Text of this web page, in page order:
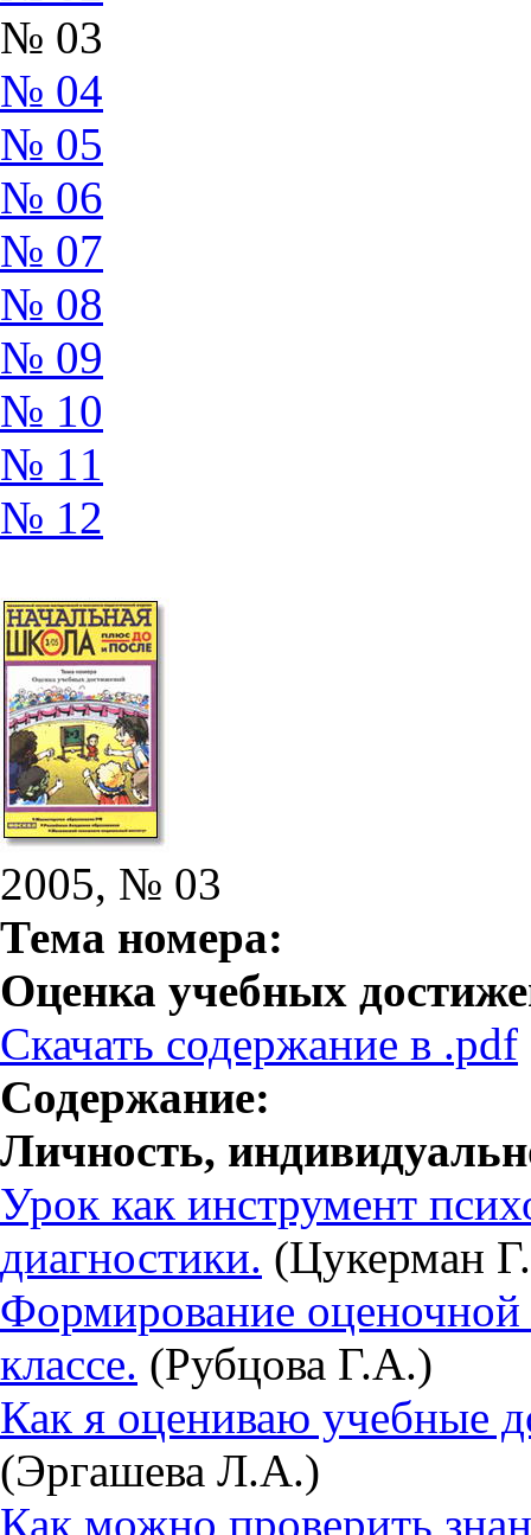
№ 03
№ 04
№ 05
№ 06
№ 07
№ 08
№ 09
№ 10
№ 11
№ 12
2005, № 03
Тема номера:
Оценка учебных
Скачать содержание в .pdf
Содержание:
Личность,
Урок как инструмент
диагностики. (Цукерман
Формирование оценочной
классе. (Рубцова Г.А.)
Как я оцениваю учебные
(Эргашева Л.А.)
Как можно проверить